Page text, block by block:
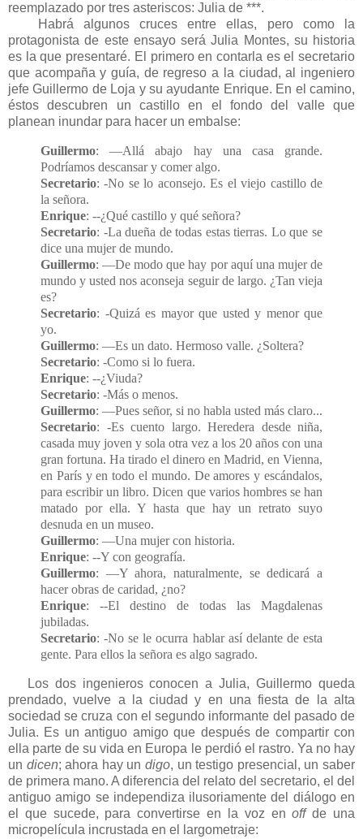
reemplazado por tres asteriscos: Julia de ***.
Habrá algunos cruces entre ellas, pero como la
protagonista de este ensayo será Julia Montes, su historia
es la que presentaré. El primero en contarla es el secretario
que acompaña y guía, de regreso a la ciudad, al ingeniero
jefe Guillermo de Loja y su ayudante Enrique. En el camino,
éstos descubren un castillo en el fondo del valle que
planean inundar para hacer un embalse:
Guillermo: —Allá abajo hay una casa grande.
Podríamos descansar y comer algo.
Secretario: -No se lo aconsejo. Es el viejo castillo de
la señora.
Enrique: --¿Qué castillo y qué señora?
Secretario: -La dueña de todas estas tierras. Lo que se
dice una mujer de mundo.
Guillermo: —De modo que hay por aquí una mujer de
mundo y usted nos aconseja seguir de largo. ¿Tan vieja
es?
Secretario: -Quizá es mayor que usted y menor que
yo.
Guillermo: —Es un dato. Hermoso valle. ¿Soltera?
Secretario: -Como si lo fuera.
Enrique: --¿Viuda?
Secretario: -Más o menos.
Guillermo: —Pues señor, si no habla usted más claro...
Secretario: -Es cuento largo. Heredera desde niña,
casada muy joven y sola otra vez a los 20 años con una
gran fortuna. Ha tirado el dinero en Madrid, en Vienna,
en París y en todo el mundo. De amores y escándalos,
para escribir un libro. Dicen que varios hombres se han
matado por ella. Y hasta que hay un retrato suyo
desnuda en un museo.
Guillermo: —Una mujer con historia.
Enrique: --Y con geografía.
Guillermo: —Y ahora, naturalmente, se dedicará a
hacer obras de caridad, ¿no?
Enrique: --El destino de todas las Magdalenas
jubiladas.
Secretario: -No se le ocurra hablar así delante de esta
gente. Para ellos la señora es algo sagrado.
Los dos ingenieros conocen a Julia, Guillermo queda
prendado, vuelve a la ciudad y en una fiesta de la alta
sociedad se cruza con el segundo informante del pasado de
Julia. Es un antiguo amigo que después de compartir con
ella parte de su vida en Europa le perdió el rastro. Ya no hay
un dicen; ahora hay undigo, un testigo presencial, un saber
de primera mano. A diferencia del relato del secretario, el del
antiguo amigo se independiza ilusoriamente del diálogo en
el que sucede, para convertirse en la voz enoffde una
micropelícula incrustada en el largometraje: